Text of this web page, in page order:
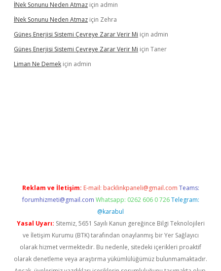
İNek Sonunu Neden Atmaz için admin
İNek Sonunu Neden Atmaz için Zehra
Güneş Enerjisi Sistemi Çevreye Zarar Verir Mi için admin
Güneş Enerjisi Sistemi Çevreye Zarar Verir Mi için Taner
Liman Ne Demek için admin
Reklam ve İletişim: E-mail: backlinkpaneli@gmail.com Teams:
forumhizmeti@gmail.com Whatsapp: 0262 606 0 726 Telegram:
@karabul
Yasal Uyarı: Sitemiz, 5651 Sayılı Kanun gereğince Bilgi Teknolojileri
ve İletişim Kurumu (BTK) tarafından onaylanmış bir Yer Sağlayıcı
olarak hizmet vermektedir. Bu nedenle, sitedeki içerikleri proaktif
olarak denetleme veya araştırma yükümlülüğümüz bulunmamaktadır.